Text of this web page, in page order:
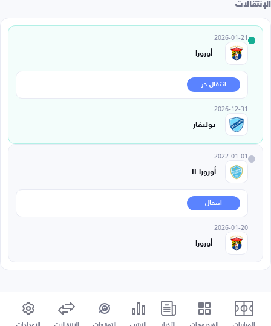
الإنتقالات
2026-01-21
أورورا
انتقال حر
2026-12-31
بوليفار
2022-01-01
أورورا II
انتقال
2026-01-20
أورورا
المباريات الفيديوهات الأخبار الترتيب التوقعات الإنتقالات الإعدادات